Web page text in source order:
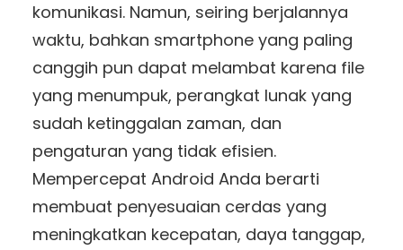
komunikasi. Namun, seiring berjalannya
waktu, bahkan smartphone yang paling
canggih pun dapat melambat karena file
yang menumpuk, perangkat lunak yang
sudah ketinggalan zaman, dan
pengaturan yang tidak efisien.
Mempercepat Android Anda berarti
membuat penyesuaian cerdas yang
meningkatkan kecepatan, daya tanggap,